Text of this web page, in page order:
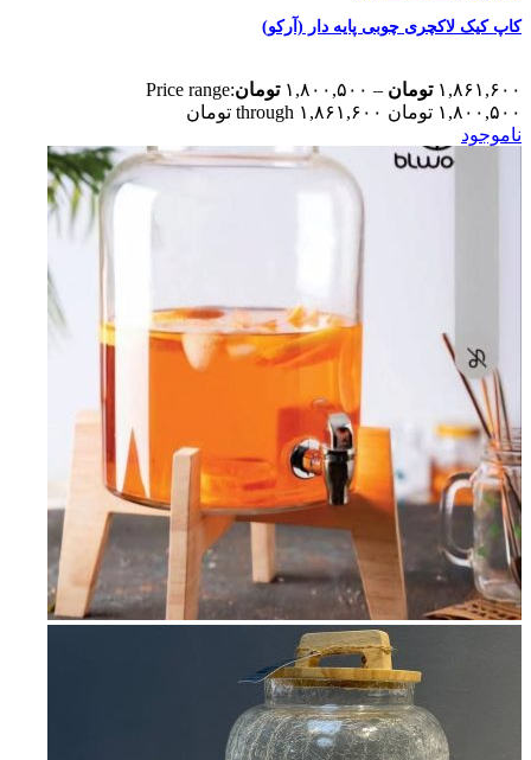
کاپ کیک لاکچری چوبی پایه دار (آرکو)
۱,۸۶۱,۶۰۰ تومان – ۱,۸۰۰,۵۰۰ تومانPrice range:
۱,۸۰۰,۵۰۰ تومان through ۱,۸۶۱,۶۰۰ تومان
ناموجود